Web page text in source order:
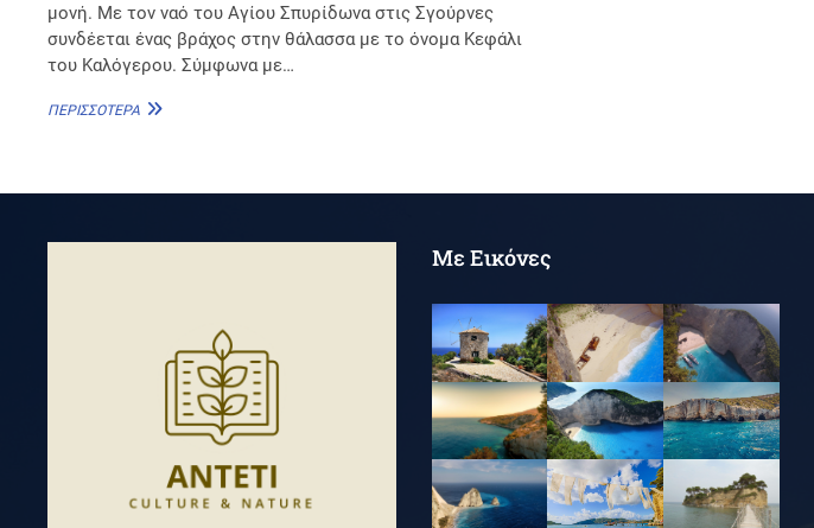
μονή. Με τον ναό του Αγίου Σπυρίδωνα στις Σγούρνες
συνδέεται ένας βράχος στην θάλασσα με το όνομα Κεφάλι
του Καλόγερου. Σύμφωνα με…
ΠΕΡΙΣΣΌΤΕΡΑ ΆΓΙΟΣ
Με Εικόνες